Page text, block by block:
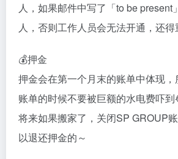
人，如果邮件中写了「to be present
人，否则工作人员会无法开通，还得
💰押金
押金会在第一个月末的账单中体现，
账单的时候不要被巨额的水电费吓
将来如果搬家了，关闭SP GROUP
以退还押金的～